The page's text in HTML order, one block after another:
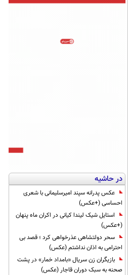
در حاشیه
عکس پدرانه سپند امیرسلیمانی با شعری
احساسی (+عکس)
استایل شیک لیندا کیانی در اکران ماه پنهان
(+عکس)
سحر دولتشاهی عذرخواهی کرد ؛ قصد بی
احترامی به اذان نداشتم (عکس)
بازیگران زن سریال «بامداد خمار» در پشت
صحنه به سبک دوران قاجار (عکس)